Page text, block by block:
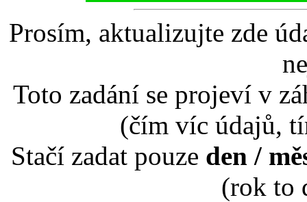
Prosím, aktualizujte zde
Toto zadání se projeví v
(čím víc údajů,
Stačí zadat pouze den /
(rok to